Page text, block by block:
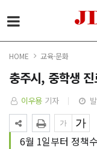
HOME 교육·문화
충주시, 중학생
이우용 기자
6월 1일부터 정책